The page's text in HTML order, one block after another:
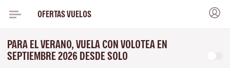
OFERTAS VUELOS
PARA EL VERANO, VUELA CON VOLOTEA EN
SEPTIEMBRE 2026 DESDE SOLO